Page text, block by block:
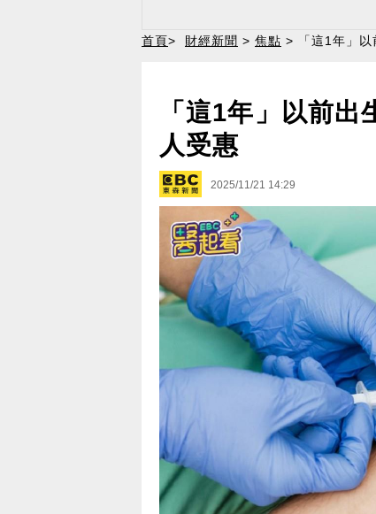
首頁> 財經新聞 > 焦點 > 「這1年」以
「這1年」以前
人受惠
2025/11/21 14:29